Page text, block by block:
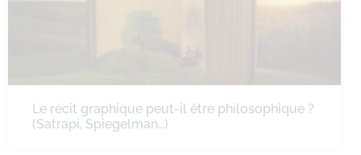
Le récit graphique peut-il être philosophique ?
(Satrapi, Spiegelman…)